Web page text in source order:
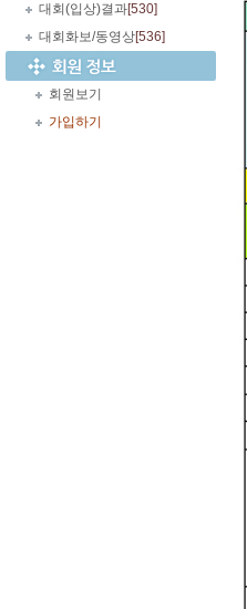
대회(입상)결과[530]
대회화보/동영상[536]
회원보기
가입하기